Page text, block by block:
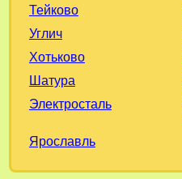
Тейково
Углич
Хотьково
Шатура
Электросталь
Ярославль